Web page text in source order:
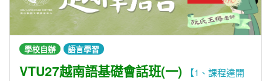
學校自辦 語言學習
VTU27越南語基礎會話班(一)
【1、課程達開